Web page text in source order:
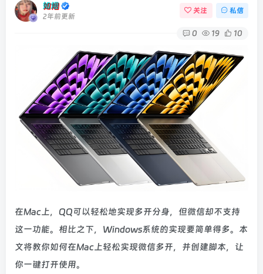
如烟
2年前更新
关注 私信
0 19 10
在Mac上，QQ可以轻松地实现多开分身，但微信却不支持
这一功能。相比之下，Windows系统的实现要简单得多。本
文将教你如何在Mac上轻松实现微信多开，并创建脚本，让
你一键打开使用。